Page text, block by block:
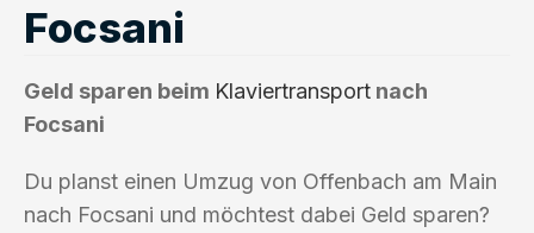
Focsani
Geld sparen beim Klaviertransport nach
Focsani
Du planst einen Umzug von Offenbach am Main
nach Focsani und möchtest dabei Geld sparen?